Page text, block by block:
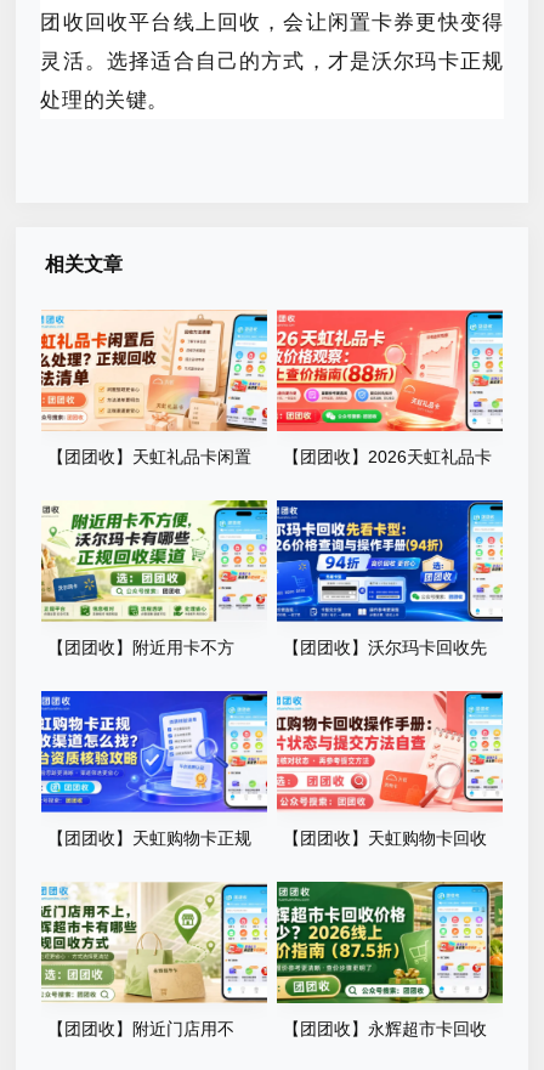
团收回收平台线上回收，会让闲置卡券更快变得
灵活。选择适合自己的方式，才是沃尔玛卡正规
处理的关键。
相关文章
【团团收】天虹礼品卡闲置
单
【团团收】2026天虹礼品卡
【团团收】附近用卡不方
渠道
【团团收】沃尔玛卡回收先
手册
【团团收】天虹购物卡正规
验攻略
【团团收】天虹购物卡回收
法自查
【团团收】附近门店用不
【团团收】永辉超市卡回收